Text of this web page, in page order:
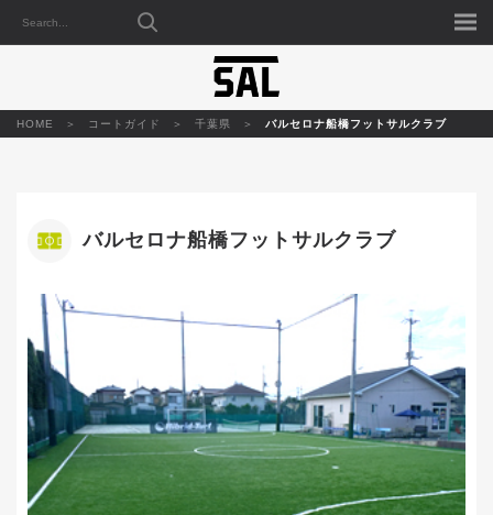
HOME コートガイド 千葉県 バルセロナ船橋フットサルクラブ
バルセロナ船橋フットサルクラブ